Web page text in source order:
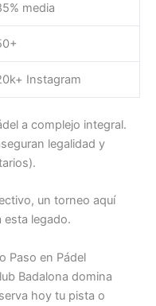
media
Instagram
a complejo integral.
legalidad y
un torneo aquí
esta legado.
Paso en Pádel
Badalona domina
hoy tu pista o